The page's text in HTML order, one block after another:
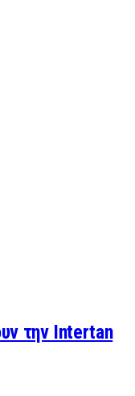
την Intertan